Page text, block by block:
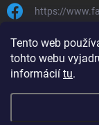
Tento web
tohto webu
informácií tu.
https://
leontyna.cz
@leontyna.cz